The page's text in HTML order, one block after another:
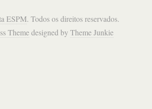
ESPM. Todos os direitos reservados.
Themedesigned by Theme Junkie